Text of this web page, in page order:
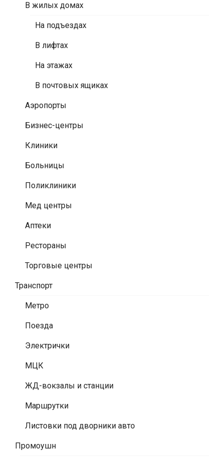
В жилых домах
На подъездах
В лифтах
На этажах
В почтовых ящиках
Аэропорты
Бизнес-центры
Клиники
Больницы
Поликлиники
Мед центры
Аптеки
Рестораны
Торговые центры
Транспорт
Метро
Поезда
Электрички
МЦК
ЖД-вокзалы и станции
Маршрутки
Листовки под дворники авто
Промоушн